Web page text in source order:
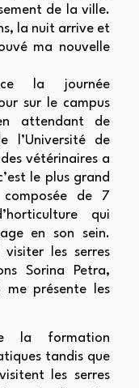
de la ville.
la nuit arrive et
ma nouvelle
la journée
sur le campus
attendant de
l’Université de
vétérinaires a
le plus grand
composée de 7
qui
en son sein.
visiter les serres
Sorina Petra,
me présente les
la formation
tandis que
les serres